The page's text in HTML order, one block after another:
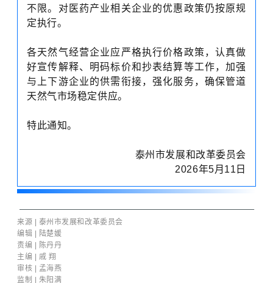
不限。对医药产业相关企业的优惠政策仍按原规
定执行。
各天然气经营企业应严格执行价格政策，认真做
好宣传解释、明码标价和抄表结算等工作，加强
与上下游企业的供需衔接，强化服务，确保管道
天然气市场稳定供应。
特此通知。
泰州市发展和改革委员会
2026年5月11日
来源
泰州市发展和改革委员会
编辑 | 陆楚媛
责编 | 陈丹丹
主编 | 戚 翔
审核 |
孟海燕
监制 | 朱阳满